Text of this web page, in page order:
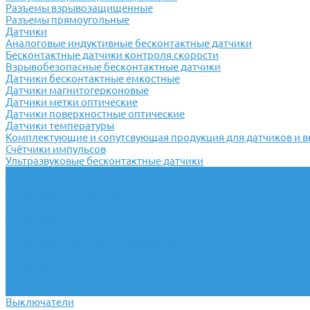
Разъемы взрывозащищенные
Разъемы прямоугольные
Датчики
Аналоговые индуктивные бесконтактные датчики
Бесконтактные датчики контроля скорости
Взрывобезопасные бесконтактные датчики
Датчики бесконтактные емкостные
Датчики магнитогерконовые
Датчики метки оптические
Датчики поверхностные оптические
Датчики температуры
Комплектующие и сопутсвующая продукция для датчиков и
Счётчики импульсов
Ультразвуковые бесконтактные датчики
Выключатели